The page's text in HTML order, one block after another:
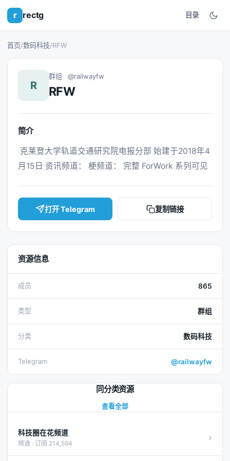
r rectg 目录
首页/数码科技/RFW
R
群组 @railwayfw
RFW
简介
月15日 资讯频道： 梗频道： 完整 ForWork 系列可见
打开 Telegram 复制链接
资源信息
成员 865
类型 群组
分类 数码科技
Telegram @railwayfw
同分类资源
查看全部
科技圈在花频道
频道 · 订阅 214,594 ›